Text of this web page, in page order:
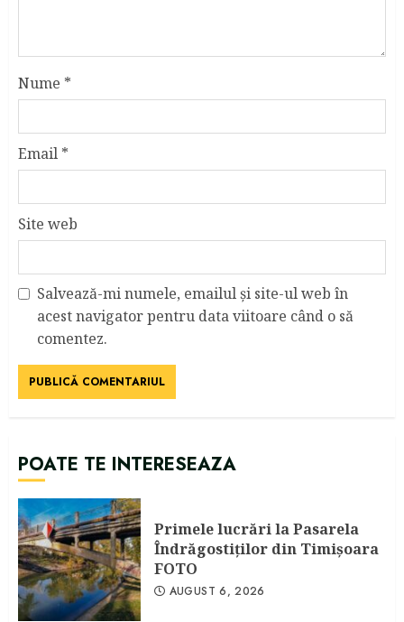
Nume *
Email *
Site web
Salvează-mi numele, emailul și site-ul web în
acest navigator pentru data viitoare când o să
comentez.
POATE TE INTERESEAZA
Primele lucrări la Pasarela
Îndrăgostiţilor din Timişoara
FOTO
AUGUST 6, 2026